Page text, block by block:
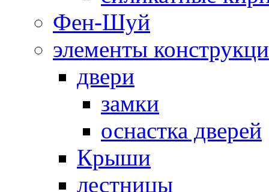
Фен-Шуй
элементы
двери
замки
оснастка дверей
Крыши
лестницы